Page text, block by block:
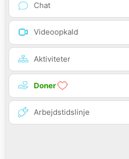
Chat
Videoopkald
Aktiviteter
Doner
Arbejdstidslinje